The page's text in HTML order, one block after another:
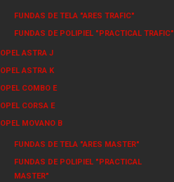
FUNDAS DE TELA "ARES TRAFIC"
FUNDAS DE POLIPIEL "PRACTICAL TRAFIC"
OPEL ASTRA J
OPEL ASTRA K
OPEL COMBO E
OPEL CORSA E
OPEL MOVANO B
FUNDAS DE TELA "ARES MASTER"
FUNDAS DE POLIPIEL "PRACTICAL
MASTER"